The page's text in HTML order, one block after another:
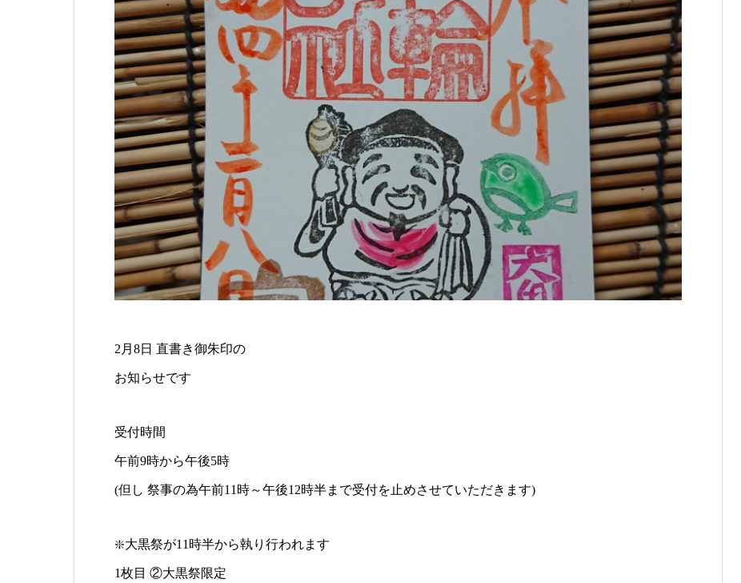
2月8日 直書き御朱印の
お知らせです
受付時間
午前9時から午後5時
(但し 祭事の為午前11時～午後12時半まで受付を止めさせていただきます)
❇️大黒祭が11時半から執り行われます
1枚目 ②大黒祭限定